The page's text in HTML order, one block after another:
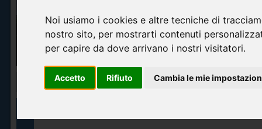
Noi usiamo i cookies e altre tecniche di
nostro sito, per mostrarti contenuti
per capire da dove arrivano i nostri visitatori.
Accetto Rifiuto Cambia le mie
Info turistiche Arte e cultura Itinerari turistici Accoglienza ed